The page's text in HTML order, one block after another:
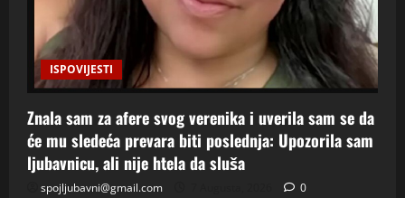
ISPOVIJESTI
Znala sam za afere svog verenika i uverila sam se da
će mu sledeća prevara biti poslednja: Upozorila sam
ljubavnicu, ali nije htela da sluša
spojljubavni@gmail.com 0